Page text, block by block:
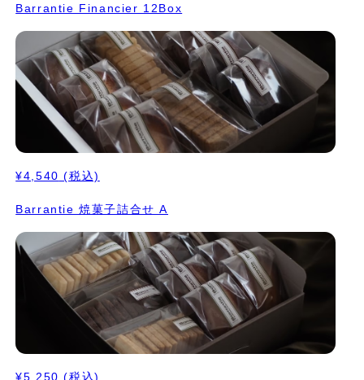
Barrantie Financier 12Box
¥4,540 (税込)
Barrantie 焼菓子詰合せ A
¥5,250 (税込)